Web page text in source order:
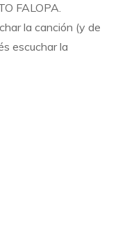
FALOPA.
la canción (y de
escuchar la